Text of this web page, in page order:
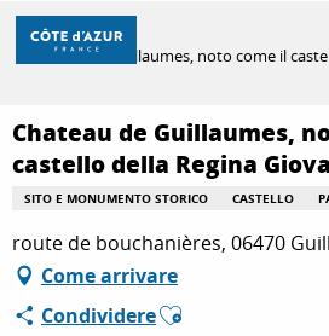
Aller
contenu
SCOPRIRE
PER FARE
SOGGIORNO
Casa
Chateau de Guillaumes, noto come il
Chateau de Guillaumes,
castello della Regina
SITO E MONUMENTO STORICO CASTELLO
route de bouchanières, 06470
Come arrivare
CondividereAjouter aux favoris